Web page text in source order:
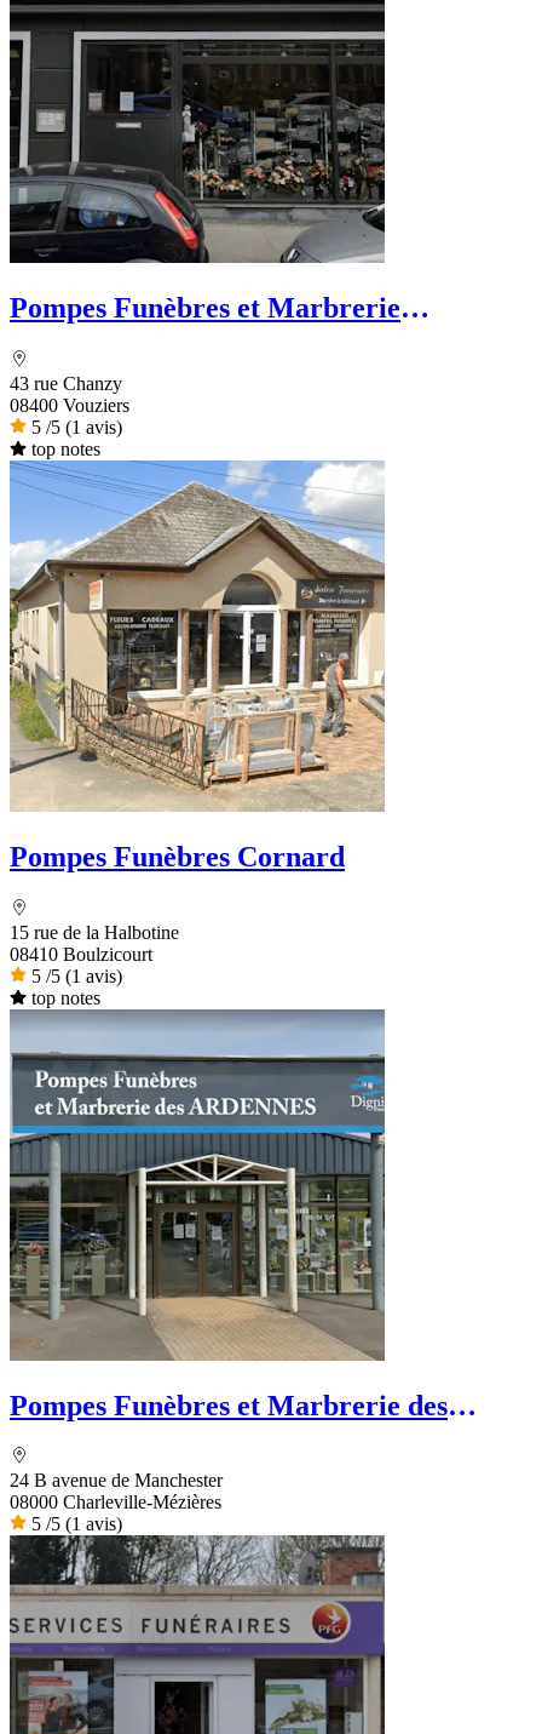
Pompes Funèbres et Marbrerie
43 rue Chanzy
08400 Vouziers
5 /5 (1 avis)
top notes
Pompes Funèbres Cornard
15 rue de la Halbotine
08410 Boulzicourt
5 /5 (1 avis)
top notes
Pompes Funèbres et Marbrerie des
24 B avenue de Manchester
08000 Charleville-Mézières
5 /5 (1 avis)